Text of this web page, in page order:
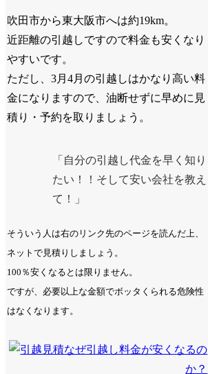
吹田市から東大阪市へは約19km。
近距離の引越しですので料金も安くなり
やすいです。
ただし、3月4月の引越しはかなり高い料
金になりますので、油断せずに早めに見
積り・予約を取りましょう。
「自分の引越し代金を早く知り
たい！！そして安い会社を教え
て！」
そういう人は右のリンク先のページを読んだ上、
ネットで見積りしましょう。
100％安くなるとは限りません。
ですが、必要以上な金額でボッタくられる危険性
はなくなります。
なぜ引越し料金が安くなるの
か？